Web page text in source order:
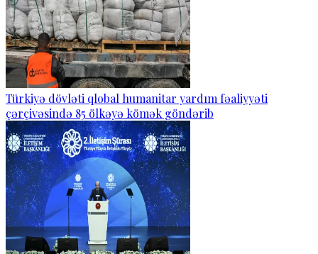
Türkiyə dövləti qlobal humanitar yardım fəaliyyəti
çərçivəsində 85 ölkəyə kömək göndərib